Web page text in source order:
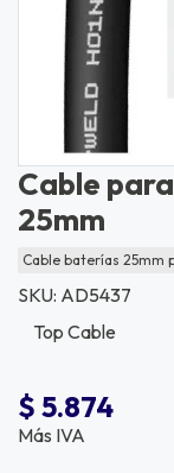
Cable
25mm
Cable baterías 25mm
SKU: AD5437
Top Cable
$ 5.874
Más IVA